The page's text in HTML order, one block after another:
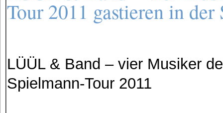
Tour 2011 gastieren in
LÜÜL & Band – vier Musiker
Spielmann-Tour 2011